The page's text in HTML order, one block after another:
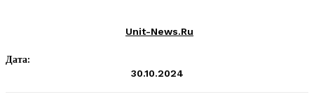
Unit-News.ru
Дата:
30.10.2024